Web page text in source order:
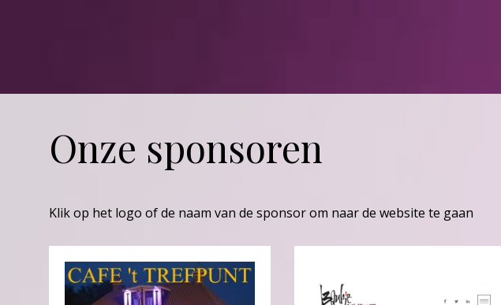
Onze sponsoren
Klik op het logo of de naam van de sponsor om naar de website te gaan